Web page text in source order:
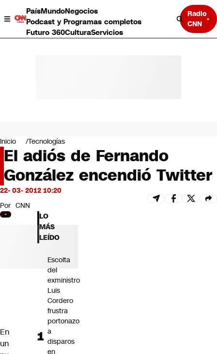
PaísMundoNegocios
Podcast y Programas completos
Futuro 360CulturaServicios
Radio
CNN
Negocios
Deportes
Programas completos
Cultura
Servicios
Bits
CNN Data
CNN tiempo
Futuro 360
Inicio Tecnologías
El adiós de Fernando
González encendió Twitter
22- 03- 2012 10:20
Por CNN
En
un
LO
MÁS
LEÍDO
Escolta
del
exministro
Luis
Cordero
frustra
portonazo
a
disparos
en